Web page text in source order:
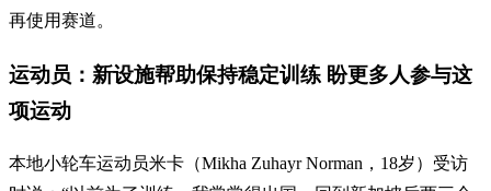
再使用赛道。
运动员：新设施帮助保持稳定训练 盼更多人参与这
项运动
本地小轮车运动员米卡（Mikha Zuhayr Norman，18岁）受访